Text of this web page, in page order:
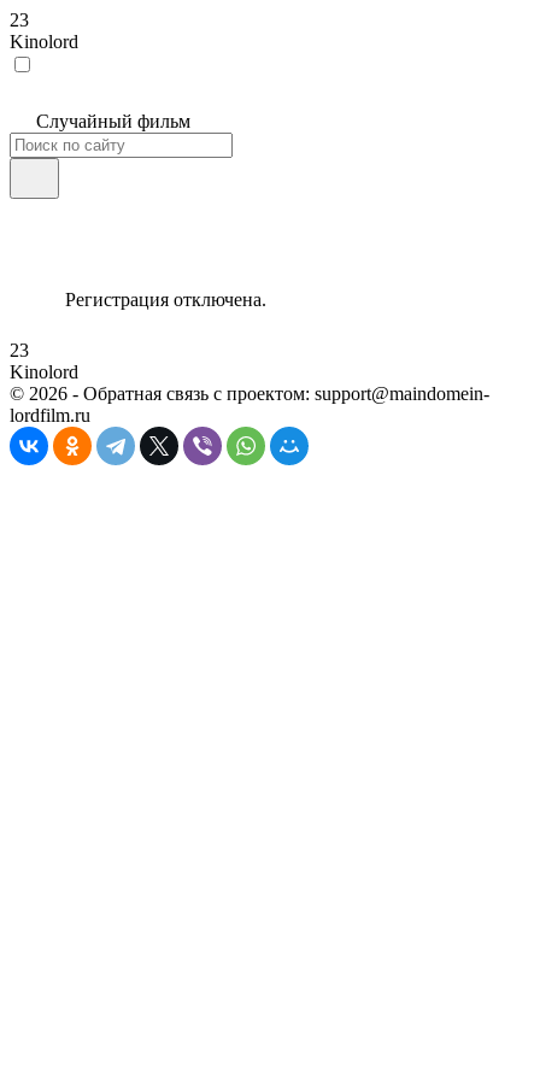
23
Kinolord
Случайный фильм
Регистрация отключена.
23
Kinolord
© 2026 - Обратная связь с проектом: support@maindomein-
lordfilm.ru